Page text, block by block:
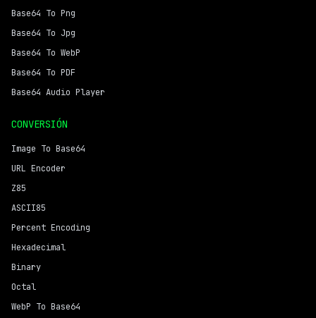
Base64 To Png
Base64 To Jpg
Base64 To WebP
Base64 To PDF
Base64 Audio Player
CONVERSIÓN
Image To Base64
URL Encoder
Z85
ASCII85
Percent Encoding
Hexadecimal
Binary
Octal
WebP To Base64